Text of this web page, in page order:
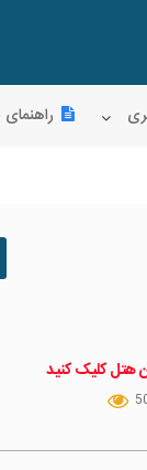
هتل کلیک کنید